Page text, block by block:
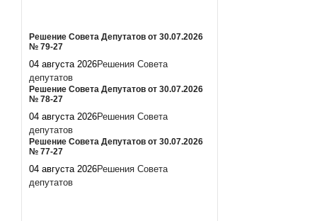
Решение Совета Депутатов от 30.07.2026
№ 79-27
04 августа 2026Решения Совета
депутатов
Решение Совета Депутатов от 30.07.2026
№ 78-27
04 августа 2026Решения Совета
депутатов
Решение Совета Депутатов от 30.07.2026
№ 77-27
04 августа 2026Решения Совета
депутатов